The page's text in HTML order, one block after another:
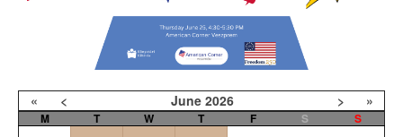
« < June 2026 > »
M T W T F S S